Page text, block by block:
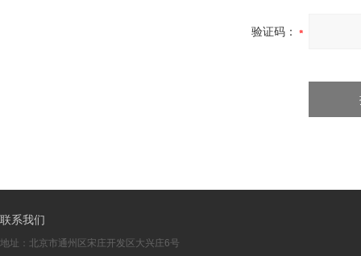
验证码：
联系我们
地址：北京市通州区宋庄开发区大兴庄6号